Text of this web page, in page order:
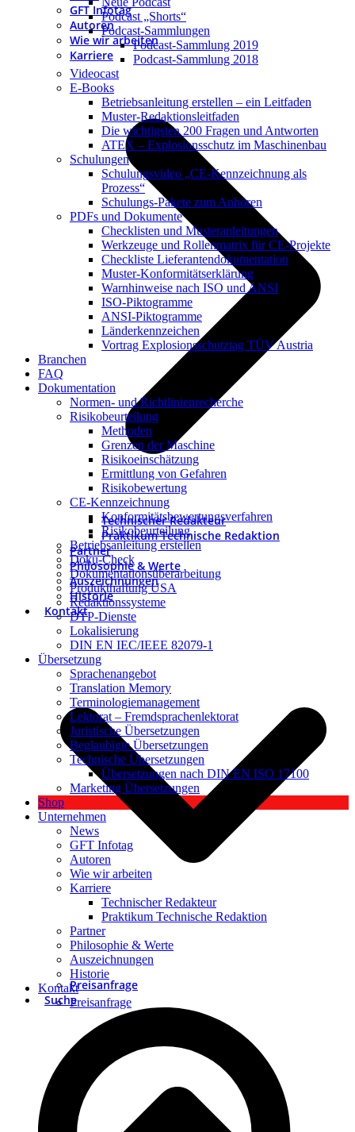
GFT Infotag
Autoren
Wie wir arbeiten
Karriere
Technischer Redakteur
Praktikum Technische Redaktion
Partner
Philosophie & Werte
Auszeichnungen
Historie
Kontakt
Preisanfrage
Suche
Podcast „Shorts“
Podcast-Sammlungen
Podcast-Sammlung 2019
Podcast-Sammlung 2018
Videocast
E-Books
Betriebsanleitung erstellen – ein Leitfaden
Muster-Redaktionsleitfaden
Die wichtigsten 200 Fragen und Antworten
ATEX – Explosionsschutz im Maschinenbau
Schulungen
Schulungsvideo „CE-Kennzeichnung als
Prozess“
Schulungs-Pakete zum Anhören
PDFs und Dokumente
Checklisten und Musteranleitungen
Werkzeuge und Rollenmatrix für CE-Projekte
Checkliste Lieferantendokumentation
Muster-Konformitätserklärung
Warnhinweise nach ISO und ANSI
ISO-Piktogramme
ANSI-Piktogramme
Länderkennzeichen
Vortrag Explosionsschutztag TÜV Austria
Branchen
FAQ
Dokumentation
Normen- und Richtlinienrecherche
Risikobeurteilung
Methoden
Grenzen der Maschine
Risikoeinschätzung
Ermittlung von Gefahren
Risikobewertung
CE-Kennzeichnung
Konformitätsbewertungsverfahren
Risikobeurteilung
Betriebsanleitung erstellen
Doku-Check
Dokumentationsüberarbeitung
Produkthaftung USA
Redaktionssysteme
DTP-Dienste
Lokalisierung
DIN EN IEC/IEEE 82079-1
Übersetzung
Sprachenangebot
Translation Memory
Terminologiemanagement
Lektorat – Fremdsprachenlektorat
Juristische Übersetzungen
Beglaubigte Übersetzungen
Technische Übersetzungen
Übersetzungen nach DIN EN ISO 17100
Marketing Übersetzungen
Shop
Unternehmen
News
GFT Infotag
Autoren
Wie wir arbeiten
Karriere
Technischer Redakteur
Praktikum Technische Redaktion
Partner
Philosophie & Werte
Auszeichnungen
Historie
Kontakt
Preisanfrage